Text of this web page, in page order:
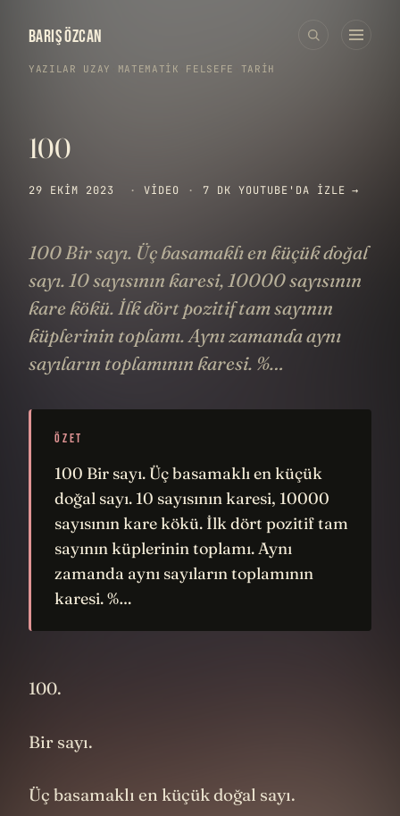
BARIŞ ÖZCAN
YAZILAR UZAY MATEMATIK FELSEFE TARIH
100
29 EKIM 2023 · VIDEO · 7 DK YOUTUBE'DA IZLE →
100 Bir sayı. Üç basamaklı en küçük doğal
sayı. ​​10 sayısının karesi, 10000 sayısının
kare kökü. İlk dört pozitif tam sayının
küplerinin toplamı. Aynı zamanda aynı
sayıların toplamının karesi. %…
ÖZET
100 Bir sayı. Üç basamaklı en küçük
doğal sayı. ​​10 sayısının karesi, 10000
sayısının kare kökü. İlk dört pozitif tam
sayının küplerinin toplamı. Aynı
zamanda aynı sayıların toplamının
karesi. %…
100.
Bir sayı.
Üç basamaklı en küçük doğal sayı.